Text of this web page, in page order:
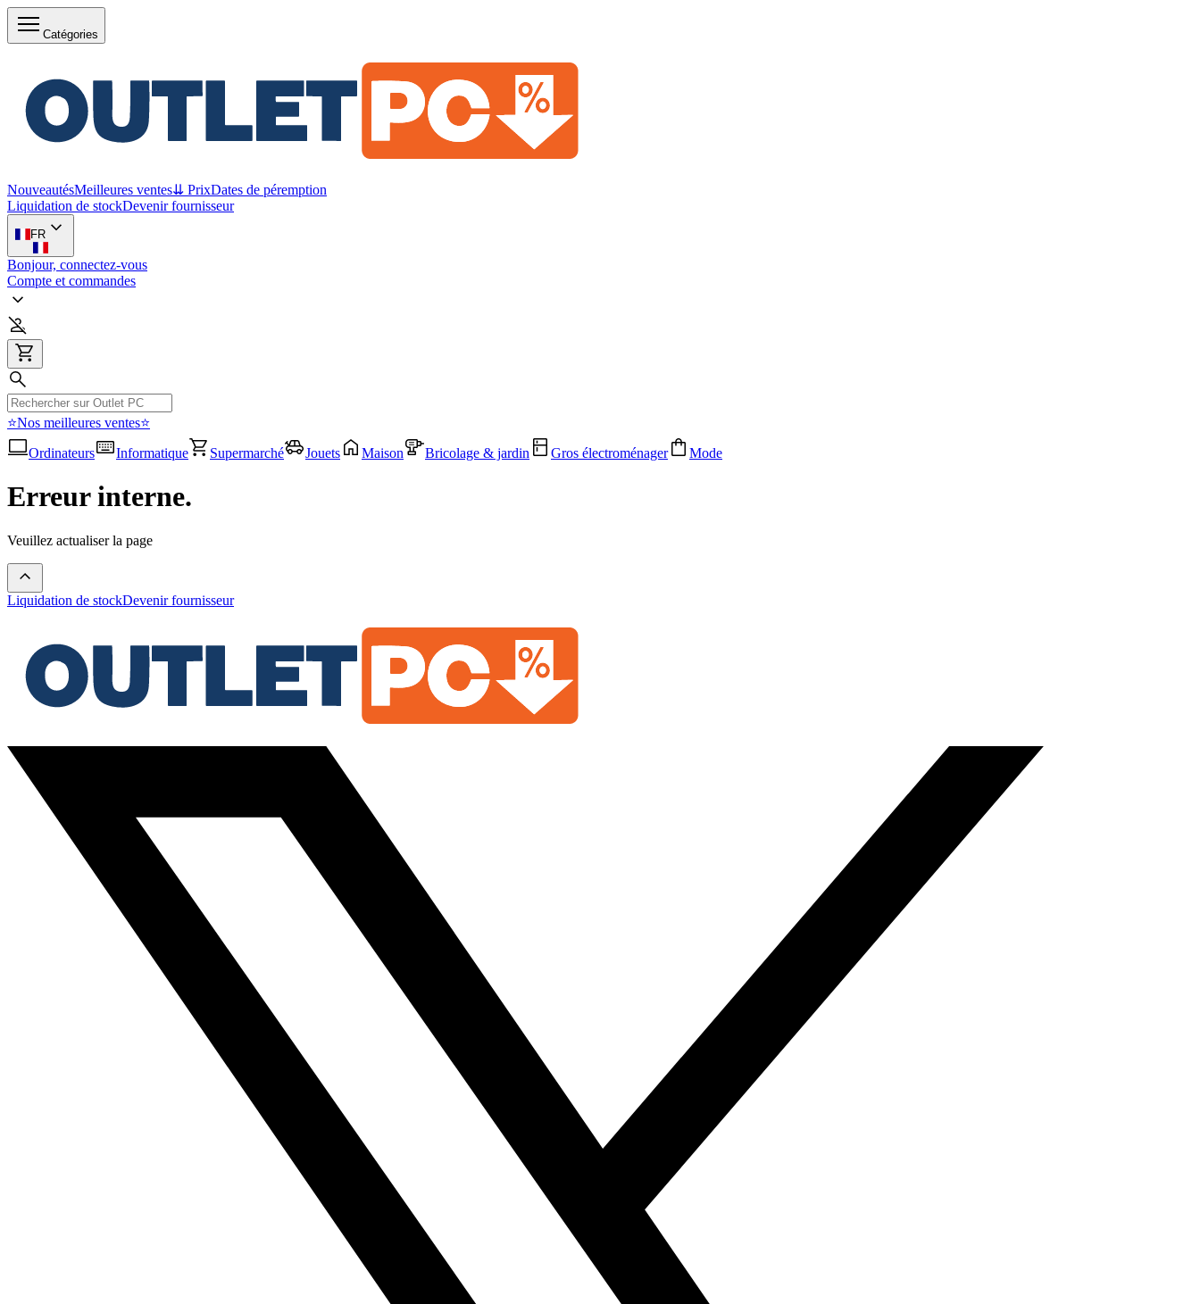
Catégories
NouveautésMeilleures ventes⇊ PrixDates de péremption
Liquidation de stockDevenir fournisseur
FR
Bonjour, connectez-vous
Compte et commandes
⭐Nos meilleures ventes⭐
Ordinateurs
Informatique Supermarché Jouets Maison Bricolage & jardin Gros électroménager Mode
Erreur interne.
Veuillez actualiser la page
Liquidation de stockDevenir fournisseur